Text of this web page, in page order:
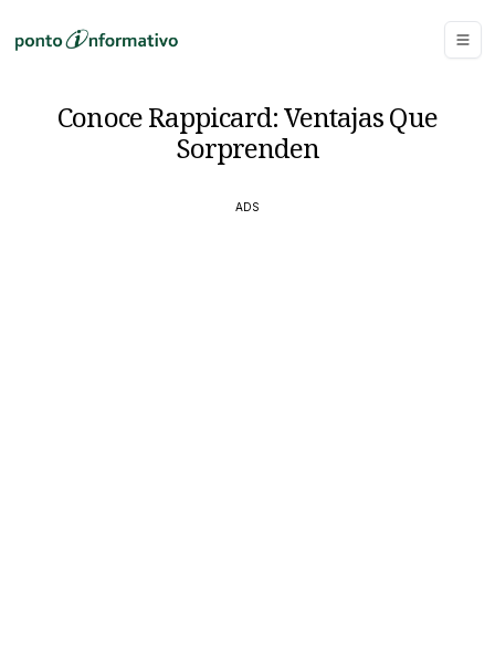
Conoce Rappicard: Ventajas Que
Sorprenden
ADS